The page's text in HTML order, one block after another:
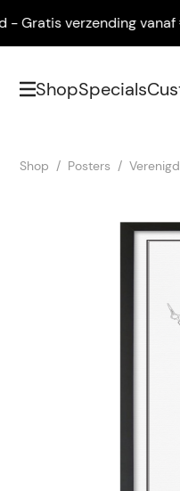
verzending vanaf €45
ShopSpecials
Shop Posters